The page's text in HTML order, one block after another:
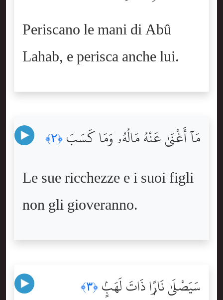
Periscano le mani di Abû
Lahab, e perisca anche lui.
مَآ أَغْنَىٰ عَنْهُ مَالُهُۥ وَمَا كَسَبَ ﴿٢﴾
Le sue ricchezze e i suoi figli
non gli gioveranno.
سَيَصْلَىٰ نَارًۭا ذَاتَ لَهَبٍۢ ﴿٣﴾